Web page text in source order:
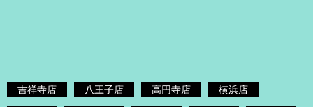
吉祥寺店 八王子店 高円寺店 横浜店